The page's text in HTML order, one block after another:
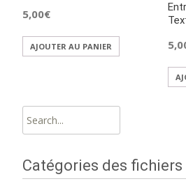
5,00€
AJOUTER AU PANIER
Search
for:
Catégories des fichiers